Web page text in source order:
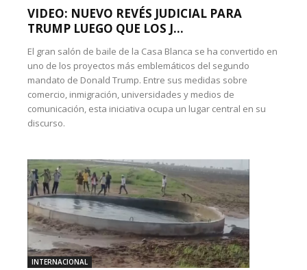
VIDEO: NUEVO REVÉS JUDICIAL PARA
TRUMP LUEGO QUE LOS J...
El gran salón de baile de la Casa Blanca se ha convertido en
uno de los proyectos más emblemáticos del segundo
mandato de Donald Trump. Entre sus medidas sobre
comercio, inmigración, universidades y medios de
comunicación, esta iniciativa ocupa un lugar central en su
discurso.
INTERNACIONAL